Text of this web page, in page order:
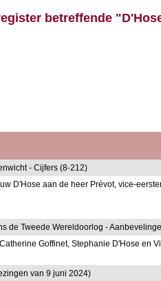
betreffende
- Cijfers (8-212)
D'Hose aan de heer Prévot, vice-
de Tweede Wereldoorlog -
Goffinet, Stephanie D'Hose en
van 9 juni 2024)